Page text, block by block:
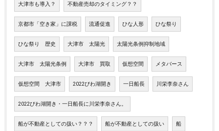
大津市も導入？ 不動産売却のタイミング？？
京都市「空き家」に課税 流通促進 ひな人形 ひな祭り
ひな祭り 歴史 大津市 太陽光 太陽光条例抑制地域
大津市 太陽光条例 大津市 買取 仮想空間 メタバース
仮想空間 大津市 2022びわ湖開き 一日船長 川栄李奈さん
2022びわ湖開き・一日船長に川栄李奈さん。
船が不動産としての扱い？？？ 船が不動産としての扱い 船